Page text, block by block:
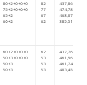
80+2+0+0+0
75+2+0+0+0
65+2
60+2
82
77
67
62
437,86392
474,78797
468,07403
385,51375
60+2+0+0+0
90+3+0+0+0
90+3
90+3
62
93
93
93
437,76216
461,56193
461,74373
403,45944